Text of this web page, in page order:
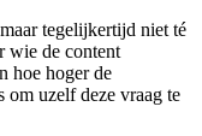
tegelijkertijd niet té
wie de content
hoe hoger de
om uzelf deze vraag te